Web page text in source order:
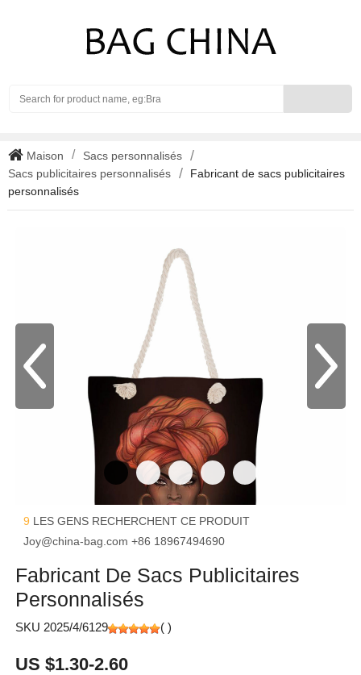
Maison
Sacs personnalisés
Sacs publicitaires personnalisés
Fabricant de sacs publicitaires
personnalisés
9 LES GENS RECHERCHENT CE PRODUIT
Joy@china-bag.com +86 18967494690
Fabricant De Sacs Publicitaires
Personnalisés
SKU 2025/4/6129 ( )
US $1.30-2.60